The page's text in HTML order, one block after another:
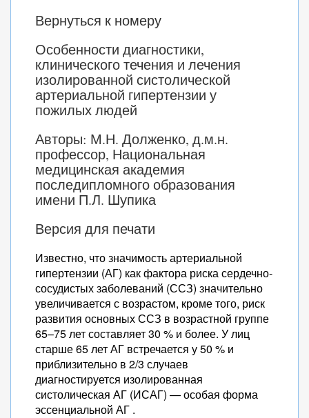
Вернуться к номеру
Особенности диагностики,
клинического течения и лечения
изолированной систолической
артериальной гипертензии у
пожилых людей
Авторы: М.Н. Долженко, д.м.н.
профессор, Национальная
медицинская академия
последипломного образования
имени П.Л. Шупика
Версия для печати
Известно, что значимость артериальной
гипертензии (АГ) как фактора риска сердечно-
сосудистых заболеваний (ССЗ) значительно
увеличивается с возрастом, кроме того, риск
развития основных ССЗ в возрастной группе
65–75 лет составляет 30 % и более. У лиц
старше 65 лет АГ встречается у 50 % и
приблизительно в 2/3 случаев
диагностируется изолированная
систолическая АГ (ИСАГ) — особая форма
эссенциальной АГ .